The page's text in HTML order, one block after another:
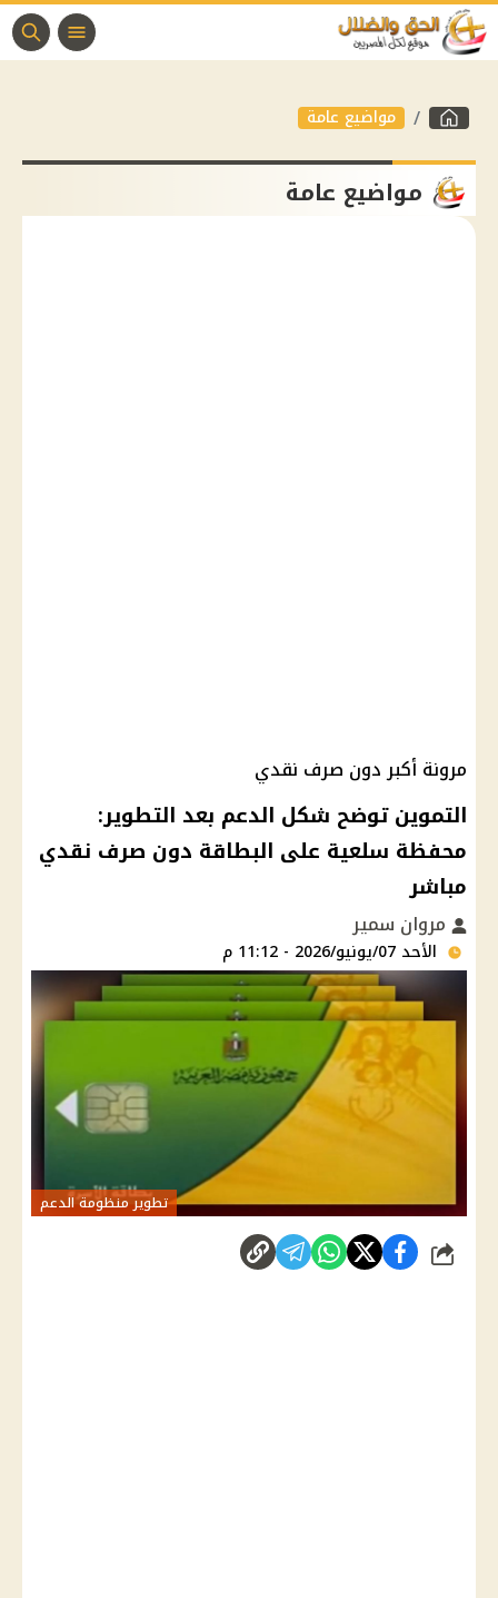
مواضيع عامة
مواضيع عامة
مرونة أكبر دون صرف نقدي
التموين توضح شكل الدعم بعد التطوير:
محفظة سلعية على البطاقة دون صرف نقدي
مباشر
مروان سمير
الأحد 07/يونيو/2026 - 11:12 م
تطوير منظومة الدعم
شارك